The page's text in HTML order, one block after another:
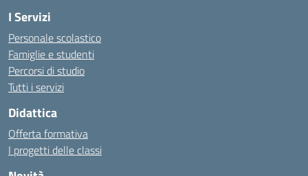
I Servizi
Personale scolastico
Famiglie e studenti
Percorsi di studio
Tutti i servizi
Didattica
Offerta formativa
I progetti delle classi